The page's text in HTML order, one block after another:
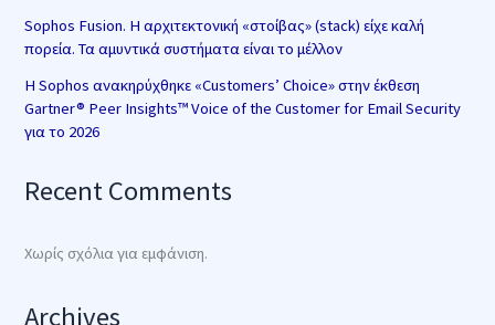
Sophos Fusion. Η αρχιτεκτονική «στοίβας» (stack) είχε καλή
πορεία. Τα αμυντικά συστήματα είναι το μέλλον
Η Sophos ανακηρύχθηκε «Customers’ Choice» στην έκθεση
Gartner® Peer Insights™ Voice of the Customer for Email Security
για το 2026
Recent Comments
Χωρίς σχόλια για εμφάνιση.
Archives